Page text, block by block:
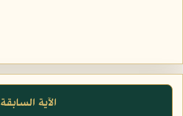
الآية السابقة